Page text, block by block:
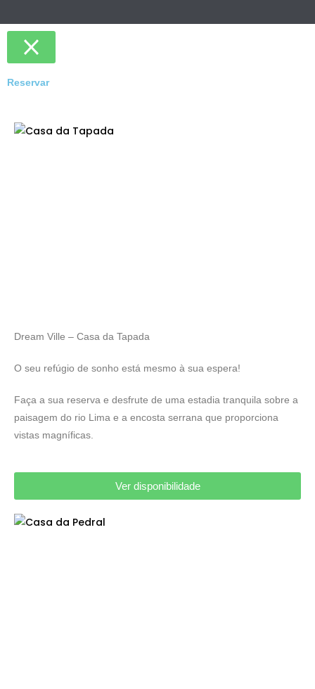
Reservar
Dream Ville – Casa da Tapada
O seu refúgio de sonho está mesmo à sua espera!
Faça a sua reserva e desfrute de uma estadia tranquila sobre a
paisagem do rio Lima e a encosta serrana que proporciona
vistas magníficas.
Ver disponibilidade